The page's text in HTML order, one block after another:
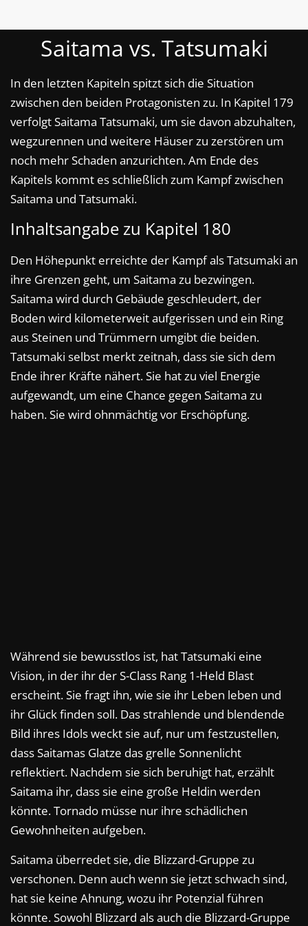
Saitama vs. Tatsumaki
In den letzten Kapiteln spitzt sich die Situation
zwischen den beiden Protagonisten zu. In Kapitel 179
verfolgt Saitama Tatsumaki, um sie davon abzuhalten,
wegzurennen und weitere Häuser zu zerstören um
noch mehr Schaden anzurichten. Am Ende des
Kapitels kommt es schließlich zum Kampf zwischen
Saitama und Tatsumaki.
Inhaltsangabe zu Kapitel 180
Den Höhepunkt erreichte der Kampf als Tatsumaki an
ihre Grenzen geht, um Saitama zu bezwingen.
Saitama wird durch Gebäude geschleudert, der
Boden wird kilometerweit aufgerissen und ein Ring
aus Steinen und Trümmern umgibt die beiden.
Tatsumaki selbst merkt zeitnah, dass sie sich dem
Ende ihrer Kräfte nähert. Sie hat zu viel Energie
aufgewandt, um eine Chance gegen Saitama zu
haben. Sie wird ohnmächtig vor Erschöpfung.
Während sie bewusstlos ist, hat Tatsumaki eine
Vision, in der ihr der S-Class Rang 1-Held Blast
erscheint. Sie fragt ihn, wie sie ihr Leben leben und
ihr Glück finden soll. Das strahlende und blendende
Bild ihres Idols weckt sie auf, nur um festzustellen,
dass Saitamas Glatze das grelle Sonnenlicht
reflektiert. Nachdem sie sich beruhigt hat, erzählt
Saitama ihr, dass sie eine große Heldin werden
könnte. Tornado müsse nur ihre schädlichen
Gewohnheiten aufgeben.
Saitama überredet sie, die Blizzard-Gruppe zu
verschonen. Denn auch wenn sie jetzt schwach sind,
hat sie keine Ahnung, wozu ihr Potenzial führen
könnte. Sowohl Blizzard als auch die Blizzard-Gruppe